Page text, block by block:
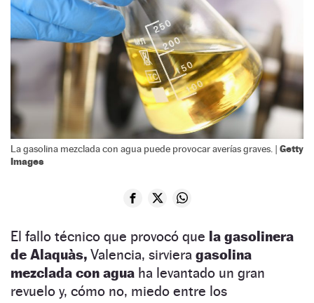
La gasolina mezclada con agua puede provocar averías graves. | Getty
Images
El fallo técnico que provocó que la gasolinera
de Alaquàs, Valencia, sirviera gasolina
mezclada con agua ha levantado un gran
revuelo y, cómo no, miedo entre los